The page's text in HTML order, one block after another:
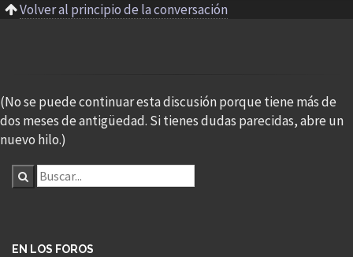
Volver al principio de la conversación
(No se puede continuar esta discusión porque tiene más de
dos meses de antigüedad. Si tienes dudas parecidas, abre un
nuevo hilo.)
EN LOS FOROS